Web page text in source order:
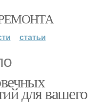
статьи
для вашего